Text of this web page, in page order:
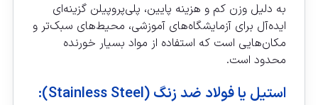
به دلیل وزن کم و هزینه پایین، پلی‌پروپیلن گزینه‌ای
ایده‌آل برای آزمایشگاه‌های آموزشی، محیط‌های سبک‌تر و
مکان‌هایی است که استفاده از مواد بسیار خورنده
محدود است.
استیل یا فولاد ضد زنگ (Stainless Steel):